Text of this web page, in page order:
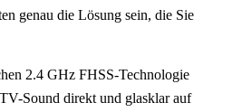
genau die Lösung sein, die Sie
2.4 GHz FHSS-Technologie
Sound direkt und glasklar auf